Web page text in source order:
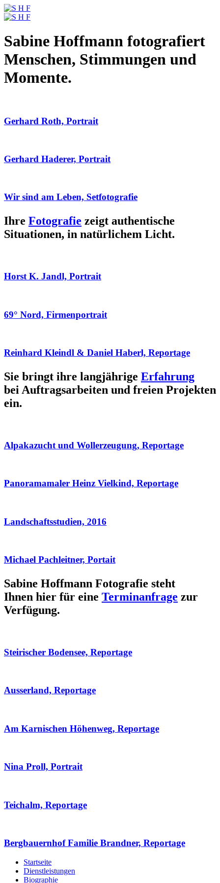
Sabine Hoffmann fotografiert
Menschen, Stimmungen und
Momente.
Gerhard Roth, Portrait
Gerhard Haderer, Portrait
Wir sind am Leben, Setfotografie
Ihre Fotografie zeigt authentische
Situationen, in natürlichem Licht.
Horst K. Jandl, Portrait
69° Nord, Firmenportrait
Reinhard Kleindl & Daniel Haberl, Reportage
Sie bringt ihre langjährige Erfahrung
bei Auftragsarbeiten und freien Projekten
ein.
Alpakazucht und Wollerzeugung, Reportage
Panoramamaler Heinz Vielkind, Reportage
Landschaftsstudien, 2016
Michael Pachleitner, Portait
Sabine Hoffmann Fotografie steht
Ihnen hier für eine Terminanfrage zur
Verfügung.
Steirischer Bodensee, Reportage
Ausserland, Reportage
Am Karnischen Höhenweg, Reportage
Nina Proll, Portrait
Teichalm, Reportage
Bergbauernhof Familie Brandner, Reportage
Startseite
Dienstleistungen
Biographie